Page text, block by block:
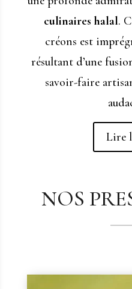
culinaires halal.
créons est
résultant d’une
savoir-faire
Lire
NOS